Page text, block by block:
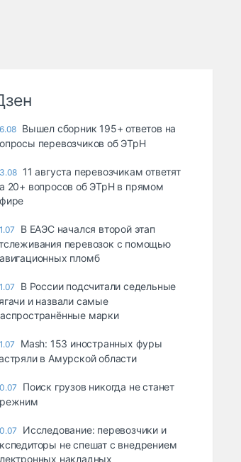
Вышел сборник 195+ ответов на
перевозчиков об ЭТрН
11 августа перевозчикам ответят
20+ вопросов об ЭТрН в прямом
В ЕАЭС начался второй этап
перевозок с помощью
пломб
В России подсчитали седельные
и назвали самые
марки
Mash: 153 иностранных фуры
в Амурской области
Поиск грузов никогда не станет
Исследование: перевозчики и
не спешат с внедрением
накладных